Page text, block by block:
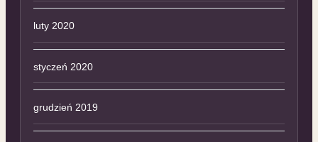
luty 2020
styczeń 2020
grudzień 2019